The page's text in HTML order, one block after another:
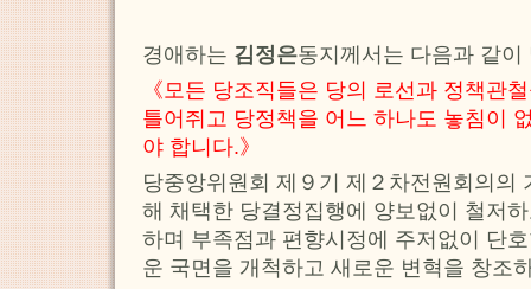
경애하는 김정은동지께서는 다음과 같이
《모든 당조직들은 당의 로선과 정책관
틀어쥐고 당정책을 어느 하나도 놓침이
야 합니다.》
당중앙위원회 제９기 제２차전원회의의
해 채택한 당결정집행에 양보없이 철저
하며 부족점과 편향시정에 주저없이 단
운 국면을 개척하고 새로운 변혁을 창조